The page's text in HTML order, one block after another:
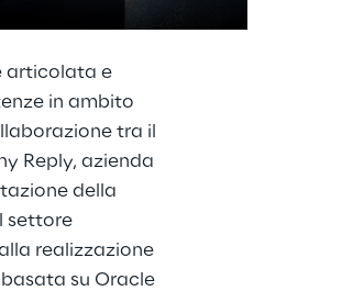
articolata e
in ambito
tra il
Reply, azienda
della
settore
realizzazione
su Oracle